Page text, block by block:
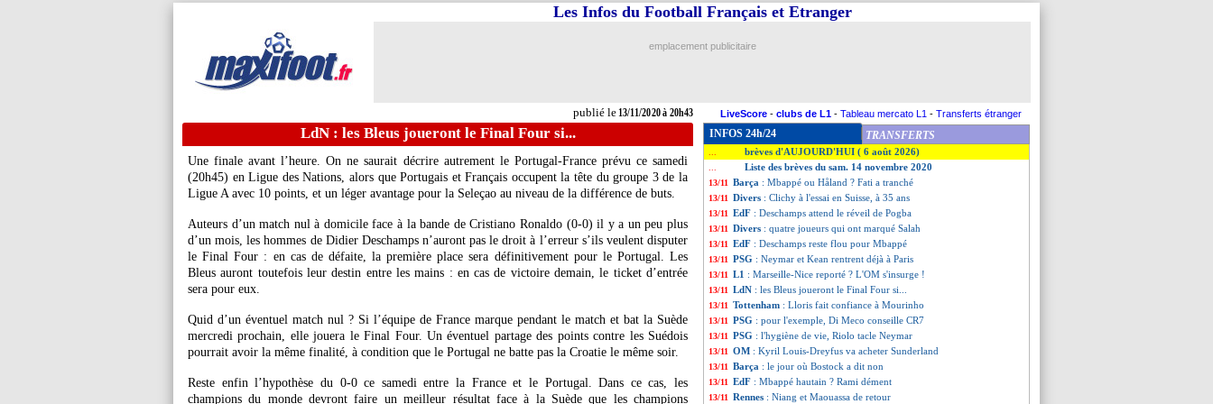
publié le13/11/2020 à 20h43
Les Infos du Football Français et Etranger
emplacement publicitaire
LiveScore - clubs de L1 - Tableau mercato L1 - Transferts étranger
LdN : les Bleus joueront le Final Four si...
Une finale avant l’heure. On ne saurait décrire autrement le Portugal-France prévu ce samedi
(20h45) en Ligue des Nations, alors que Portugais et Français occupent la tête du groupe 3 de la
Ligue A avec 10 points, et un léger avantage pour la Seleçao au niveau de la différence de buts.
Auteurs d’un match nul à domicile face à la bande de Cristiano Ronaldo (0-0) il y a un peu plus
d’un mois, les hommes de Didier Deschamps n’auront pas le droit à l’erreur s’ils veulent disputer
le Final Four : en cas de défaite, la première place sera définitivement pour le Portugal. Les
Bleus auront toutefois leur destin entre les mains : en cas de victoire demain, le ticket d’entrée
sera pour eux.
Quid d’un éventuel match nul ? Si l’équipe de France marque pendant le match et bat la Suède
mercredi prochain, elle jouera le Final Four. Un éventuel partage des points contre les Suédois
pourrait avoir la même finalité, à condition que le Portugal ne batte pas la Croatie le même soir.
Reste enfin l’hypothèse du 0-0 ce samedi entre la France et le Portugal. Dans ce cas, les
champions du monde devront faire un meilleur résultat face à la Suède que les champions
INFOS 24h/24 TRANSFERTS
brèves d'AUJOURD'HUI ( 6 août 2026)
Liste des brèves du sam. 14 novembre 2020
13/11 Barça : Mbappé ou Håland ? Fati a tranché
13/11 Divers : Clichy à l'essai en Suisse, à 35 ans
13/11 EdF : Deschamps attend le réveil de Pogba
13/11 Divers : quatre joueurs qui ont marqué Salah
13/11 EdF : Deschamps reste flou pour Mbappé
13/11 PSG : Neymar et Kean rentrent déjà à Paris
13/11 L1 : Marseille-Nice reporté ? L'OM s'insurge !
13/11 LdN : les Bleus joueront le Final Four si...
13/11 Tottenham : Lloris fait confiance à Mourinho
13/11 PSG : pour l'exemple, Di Meco conseille CR7
13/11 PSG : l'hygiène de vie, Riolo tacle Neymar
13/11 OM : Kyril Louis-Dreyfus va acheter Sunderland
13/11 Barça : le jour où Bostock a dit non
13/11 EdF : Mbappé hautain ? Rami dément
13/11 Rennes : Niang et Maouassa de retour